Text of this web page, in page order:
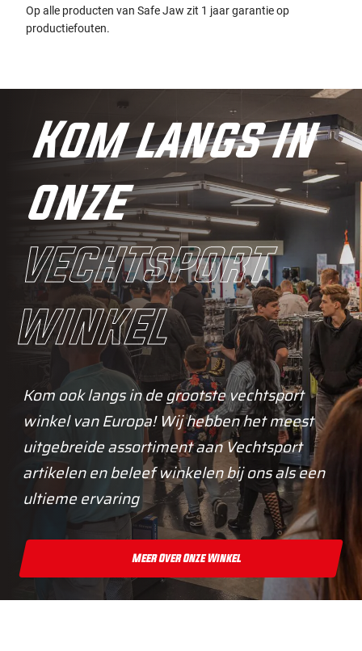
Op alle producten van Safe Jaw zit 1 jaar garantie op
productiefouten.
Kom langs in
onze
vechtsport
winkel
Kom ook langs in de grootste vechtsport
winkel van Europa! Wij hebben het meest
uitgebreide assortiment aan Vechtsport
artikelen en beleef winkelen bij ons als een
ultieme ervaring
Meer Over Onze Winkel